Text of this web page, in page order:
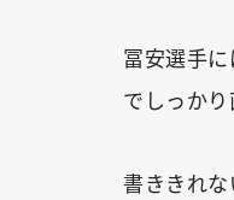
冨安選手
でしっか
書ききれ